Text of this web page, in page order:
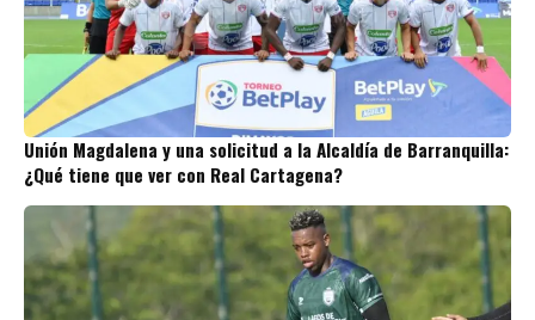
Unión Magdalena y una solicitud a la Alcaldía de Barranquilla:
¿Qué tiene que ver con Real Cartagena?